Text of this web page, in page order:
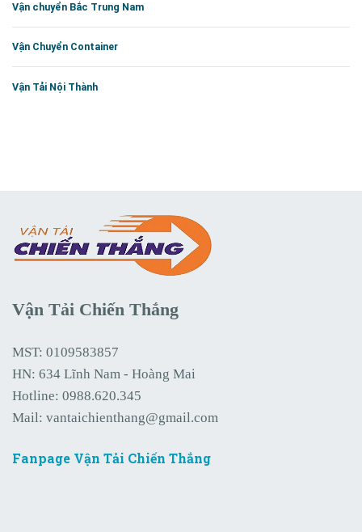
Vận chuyển Bắc Trung Nam
Vận Chuyển Container
Vận Tải Nội Thành
Vận Tải Chiến Thắng
MST: 0109583857
HN: 634 Lĩnh Nam - Hoàng Mai
Hotline: 0988.620.345
Mail: vantaichienthang@gmail.com
Fanpage Vận Tải Chiến Thắng